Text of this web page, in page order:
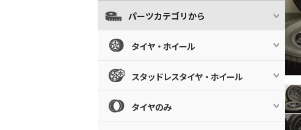
パーツカテゴリから
タイヤ・ホイール
スタッドレスタイヤ・ホイール
タイヤのみ